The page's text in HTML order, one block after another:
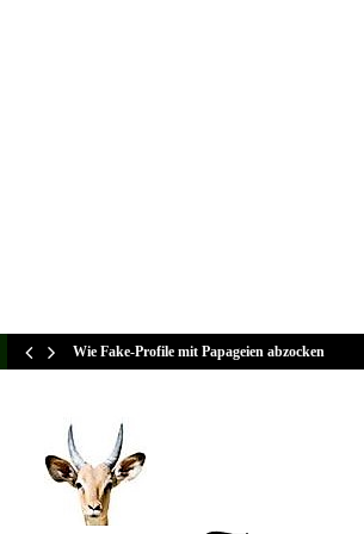
Wie Fake-Profile mit Papageien abzocken